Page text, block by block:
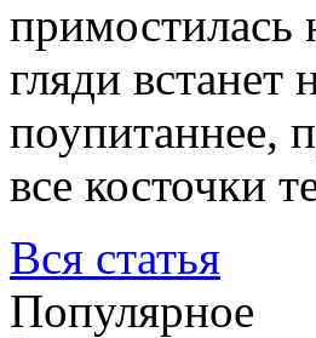
примостилась
гляди
поупитаннее,
все косточки
Вся статья
Популярное